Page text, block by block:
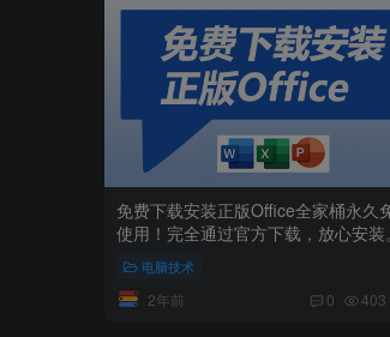
免费下载安装正版Office全家桶永久
使用！完全通过官方下载，放心安装。
电脑技术
2年前 0 403